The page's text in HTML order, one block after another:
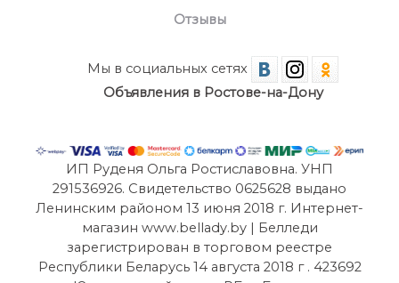
Отзывы
Мы в социальных сетях
Объявления в Ростове-на-Дону
ИП Руденя Ольга Ростиславовна. УНП
291536926. Свидетельство 0625628 выдано
Ленинским районом 13 июня 2018 г. Интернет-
магазин www.bellady.by | Белледи
зарегистрирован в торговом реестре
Республики Беларусь 14 августа 2018 г . 423692